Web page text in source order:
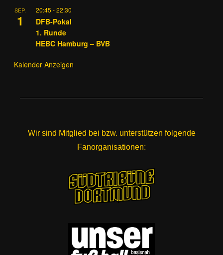
SEP.
1
20:45 -22:30
DFB-Pokal
1. Runde
HEBC Hamburg – BVB
Kalender Anzeigen
Wir sind Mitglied bei bzw. unterstützen folgende
Fanorganisationen: